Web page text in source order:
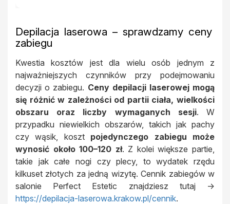
Depilacja laserowa – sprawdzamy ceny
zabiegu
Kwestia kosztów jest dla wielu osób jednym z
najważniejszych czynników przy podejmowaniu
decyzji o zabiegu. Ceny depilacji laserowej mogą
się różnić w zależności od partii ciała, wielkości
obszaru oraz liczby wymaganych sesji. W
przypadku niewielkich obszarów, takich jak pachy
czy wąsik, koszt pojedynczego zabiegu może
wynosić około 100–120 zł. Z kolei większe partie,
takie jak całe nogi czy plecy, to wydatek rzędu
kilkuset złotych za jedną wizytę. Cennik zabiegów w
salonie Perfect Estetic znajdziesz tutaj ->
https://depilacja-laserowa.krakow.pl/cennik.